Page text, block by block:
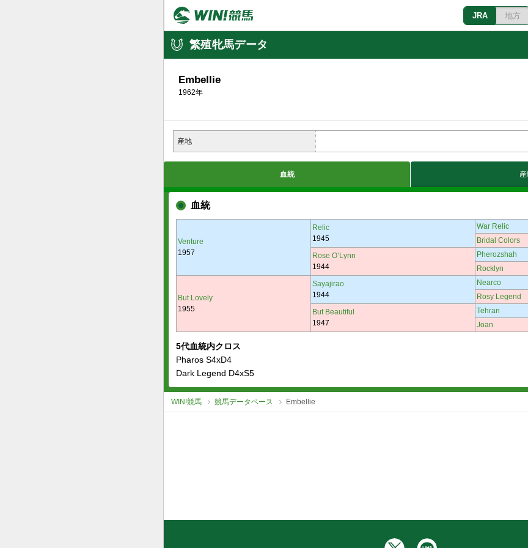
JRA 地方
繁殖牝馬データ
Embellie
1962年
産地
血統
血統
Venture
1957
Relic
1945
War Relic
Bridal Colors
Rose O’Lynn
1944
Pherozshah
Rocklyn
But Lovely
1955
Sayajirao
1944
Nearco
Rosy Legend
But Beautiful
1947
Tehran
Joan
5代血統内クロス
Pharos S4xD4
Dark Legend D4xS5
WIN!競馬 競馬データベース Embellie